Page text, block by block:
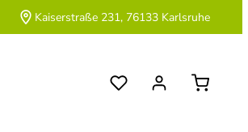
Kaiserstraße 231, 76133 Karlsruhe